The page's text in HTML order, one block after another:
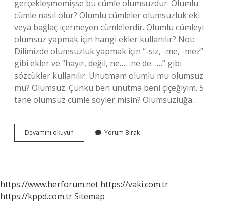
gerçekleşmemişse bu cümle olumsuzdur. Olumlu
cümle nasıl olur? Olumlu cümleler olumsuzluk eki
veya bağlaç içermeyen cümlelerdir. Olumlu cümleyi
olumsuz yapmak için hangi ekler kullanılır? Not:
Dilimizde olumsuzluk yapmak için “-siz, -me, -mez”
gibi ekler ve “hayır, değil, ne……ne de……” gibi
sözcükler kullanılır. Unutmam olumlu mu olumsuz
mu? Olumsuz. Çünkü ben unutma beni çiçeğiyim. 5
tane olumsuz cümle söyler misin? Olumsuzluğa…
Devamını okuyun
Erken
Mu
Yorum Bırak
https://www.herforum.net https://vaki.com.tr
https://kppd.com.trSitemap